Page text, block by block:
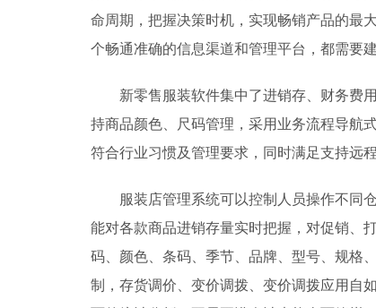
命周期，把握决策时机，实现畅销产品的最
个畅通准确的信息渠道和管理平台，都需要
新零售服装软件集中了进销存、财务费用
持商品颜色、尺码管理，采用业务流程导航
符合行业习惯及管理要求，同时满足支持远
服装店管理系统可以控制人员操作不同仓
能对各款商品进销存量实时把握，对促销、
码、颜色、条码、季节、品牌、型号、规格
制，存货调价、变价调拨、变价调拨应用自